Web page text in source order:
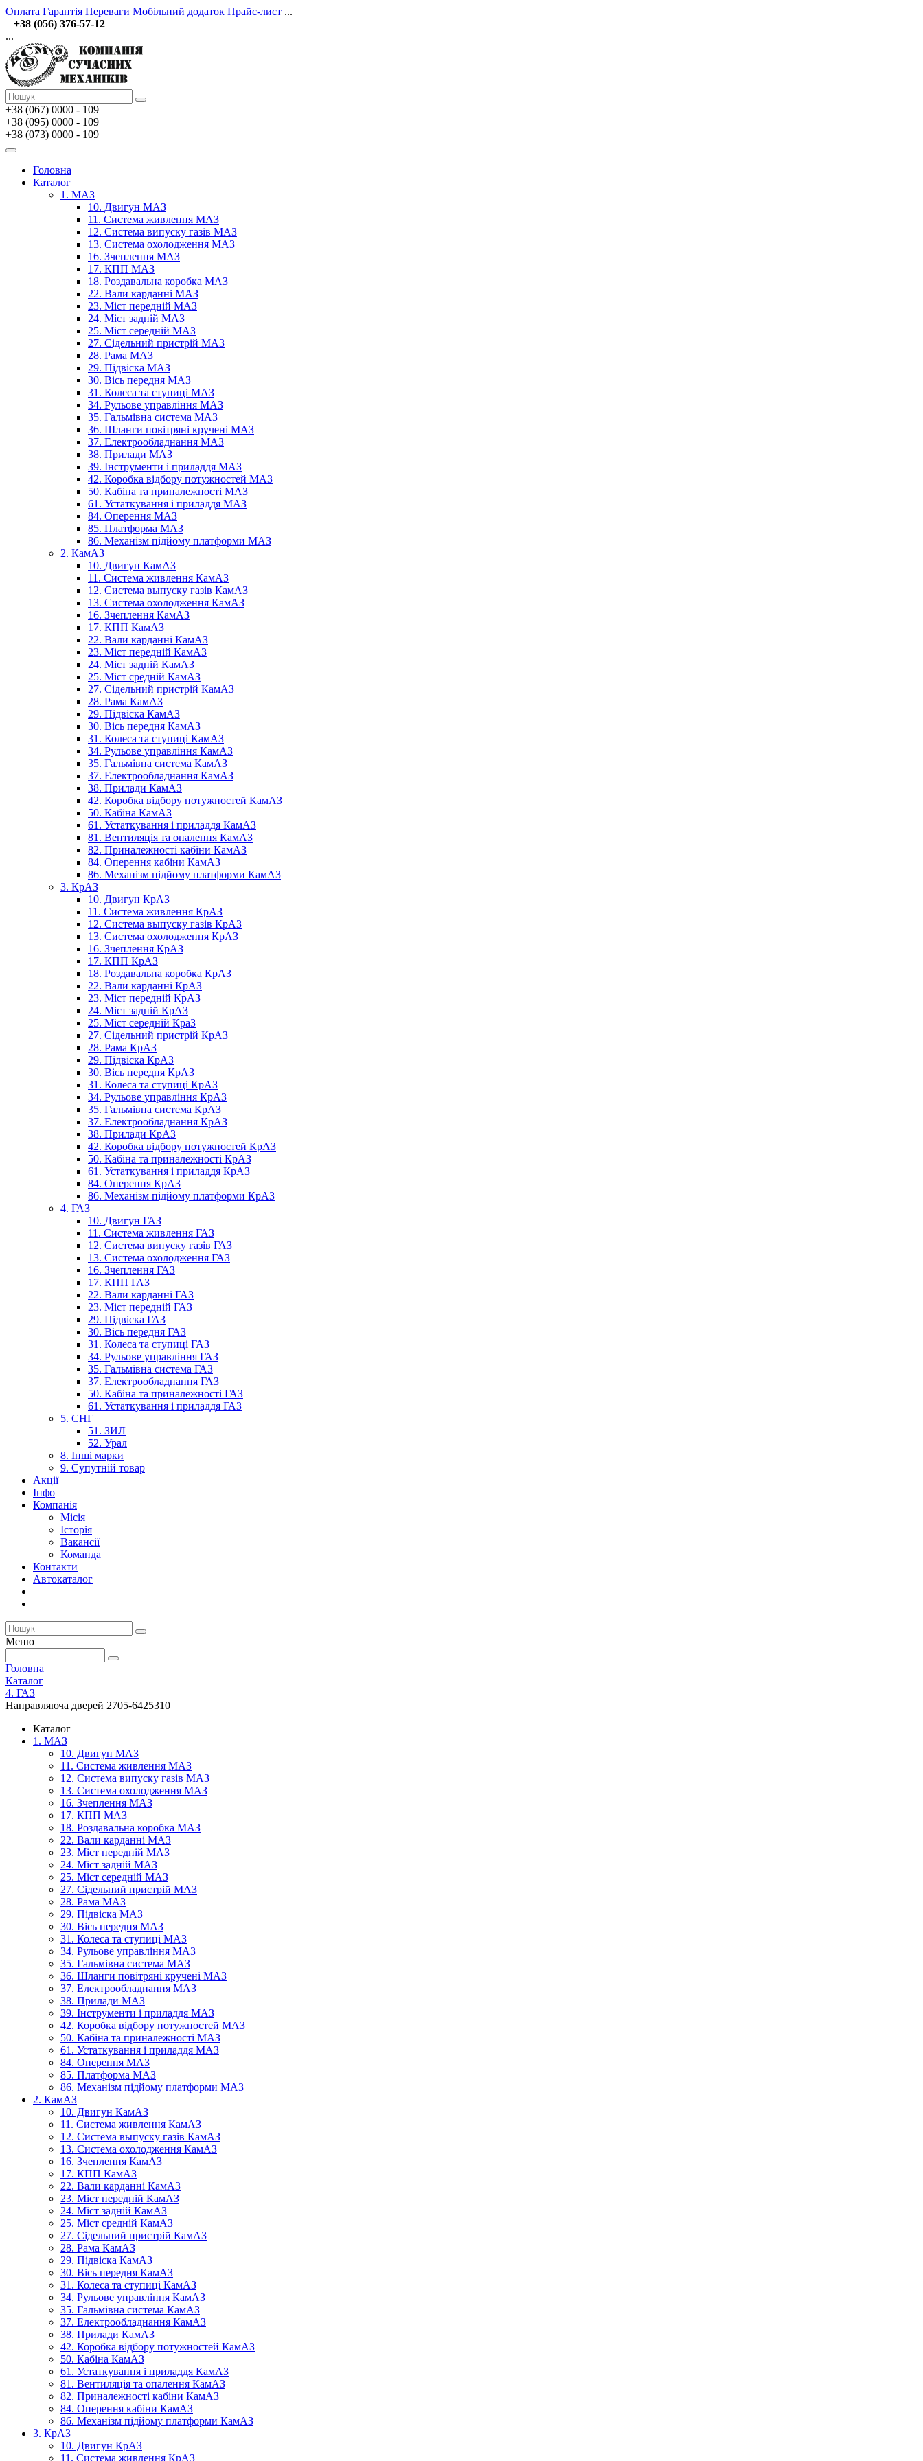
Оплата Гарантія Переваги Мобільний додаток Прайс-лист ...
+38 (056) 376-57-12
...
+38 (067) 0000 - 109
+38 (095) 0000 - 109
+38 (073) 0000 - 109
Головна
Каталог
1. МАЗ
10. Двигун МАЗ
11. Система живлення МАЗ
12. Система випуску газів МАЗ
13. Система охолодження МАЗ
16. Зчеплення МАЗ
17. КПП МАЗ
18. Роздавальна коробка МАЗ
22. Вали карданні МАЗ
23. Міст передній МАЗ
24. Міст задній МАЗ
25. Міст середній МАЗ
27. Сідельний пристрій МАЗ
28. Рама МАЗ
29. Підвіска МАЗ
30. Вісь передня МАЗ
31. Колеса та ступиці МАЗ
34. Рульове управління МАЗ
35. Гальмівна система МАЗ
36. Шланги повітряні кручені МАЗ
37. Електрообладнання МАЗ
38. Прилади МАЗ
39. Інструменти і приладдя МАЗ
42. Коробка відбору потужностей МАЗ
50. Кабіна та приналежності МАЗ
61. Устаткування і приладдя МАЗ
84. Оперення МАЗ
85. Платформа МАЗ
86. Механізм підйому платформи МАЗ
2. КамАЗ
10. Двигун КамАЗ
11. Система живлення КамАЗ
12. Система выпуску газів КамАЗ
13. Система охолодження КамАЗ
16. Зчеплення КамАЗ
17. КПП КамАЗ
22. Вали карданні КамАЗ
23. Міст передній КамАЗ
24. Міст задній КамАЗ
25. Міст средній КамАЗ
27. Сідельний пристрій КамАЗ
28. Рама КамАЗ
29. Підвіска КамАЗ
30. Вісь передня КамАЗ
31. Колеса та ступиці КамАЗ
34. Рульове управління КамАЗ
35. Гальмівна система КамАЗ
37. Електрообладнання КамАЗ
38. Прилади КамАЗ
42. Коробка відбору потужностей КамАЗ
50. Кабіна КамАЗ
61. Устаткування і приладдя КамАЗ
81. Вентиляція та опалення КамАЗ
82. Приналежності кабіни КамАЗ
84. Оперення кабіни КамАЗ
86. Механізм підйому платформи КамАЗ
3. КрАЗ
10. Двигун КрАЗ
11. Система живлення КрАЗ
12. Система выпуску газів КрАЗ
13. Система охолодження КрАЗ
16. Зчеплення КрАЗ
17. КПП КрАЗ
18. Роздавальна коробка КрАЗ
22. Вали карданні КрАЗ
23. Міст передній КрАЗ
24. Міст задній КрАЗ
25. Міст середній КраЗ
27. Сідельний пристрій КрАЗ
28. Рама КрАЗ
29. Підвіска КрАЗ
30. Вісь передня КрАЗ
31. Колеса та ступиці КрАЗ
34. Рульове управління КрАЗ
35. Гальмівна система КрАЗ
37. Електрообладнання КрАЗ
38. Прилади КрАЗ
42. Коробка відбору потужностей КрАЗ
50. Кабіна та приналежності КрАЗ
61. Устаткування і приладдя КрАЗ
84. Оперення КрАЗ
86. Механізм підйому платформи КрАЗ
4. ГАЗ
10. Двигун ГАЗ
11. Система живлення ГАЗ
12. Система випуску газів ГАЗ
13. Система охолодження ГАЗ
16. Зчеплення ГАЗ
17. КПП ГАЗ
22. Вали карданні ГАЗ
23. Міст передній ГАЗ
29. Підвіска ГАЗ
30. Вісь передня ГАЗ
31. Колеса та ступиці ГАЗ
34. Рульове управління ГАЗ
35. Гальмівна система ГАЗ
37. Електрообладнання ГАЗ
50. Кабіна та приналежності ГАЗ
61. Устаткування і приладдя ГАЗ
5. СНГ
51. ЗИЛ
52. Урал
8. Інші марки
9. Супутній товар
Акції
Інфо
Компанія
Місія
Історія
Вакансії
Команда
Контакти
Автокаталог
Меню
Головна
Каталог
4. ГАЗ
Направляюча дверей 2705-6425310
Каталог
1. МАЗ
10. Двигун МАЗ
11. Система живлення МАЗ
12. Система випуску газів МАЗ
13. Система охолодження МАЗ
16. Зчеплення МАЗ
17. КПП МАЗ
18. Роздавальна коробка МАЗ
22. Вали карданні МАЗ
23. Міст передній МАЗ
24. Міст задній МАЗ
25. Міст середній МАЗ
27. Сідельний пристрій МАЗ
28. Рама МАЗ
29. Підвіска МАЗ
30. Вісь передня МАЗ
31. Колеса та ступиці МАЗ
34. Рульове управління МАЗ
35. Гальмівна система МАЗ
36. Шланги повітряні кручені МАЗ
37. Електрообладнання МАЗ
38. Прилади МАЗ
39. Інструменти і приладдя МАЗ
42. Коробка відбору потужностей МАЗ
50. Кабіна та приналежності МАЗ
61. Устаткування і приладдя МАЗ
84. Оперення МАЗ
85. Платформа МАЗ
86. Механізм підйому платформи МАЗ
2. КамАЗ
10. Двигун КамАЗ
11. Система живлення КамАЗ
12. Система выпуску газів КамАЗ
13. Система охолодження КамАЗ
16. Зчеплення КамАЗ
17. КПП КамАЗ
22. Вали карданні КамАЗ
23. Міст передній КамАЗ
24. Міст задній КамАЗ
25. Міст средній КамАЗ
27. Сідельний пристрій КамАЗ
28. Рама КамАЗ
29. Підвіска КамАЗ
30. Вісь передня КамАЗ
31. Колеса та ступиці КамАЗ
34. Рульове управління КамАЗ
35. Гальмівна система КамАЗ
37. Електрообладнання КамАЗ
38. Прилади КамАЗ
42. Коробка відбору потужностей КамАЗ
50. Кабіна КамАЗ
61. Устаткування і приладдя КамАЗ
81. Вентиляція та опалення КамАЗ
82. Приналежності кабіни КамАЗ
84. Оперення кабіни КамАЗ
86. Механізм підйому платформи КамАЗ
3. КрАЗ
10. Двигун КрАЗ
11. Система живлення КрАЗ